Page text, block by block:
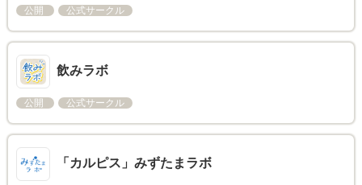
公開 公式サークル
飲みラボ
公開 公式サークル
「カルピス」みずたまラボ